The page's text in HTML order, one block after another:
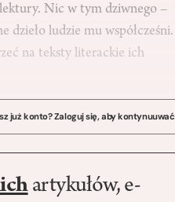
Nic w tym dziwnego –
dzieło ludzie mu współcześni.
na teksty literackie ich
już konto? Zaloguj się, aby kontynuuwać
artykułów, e-